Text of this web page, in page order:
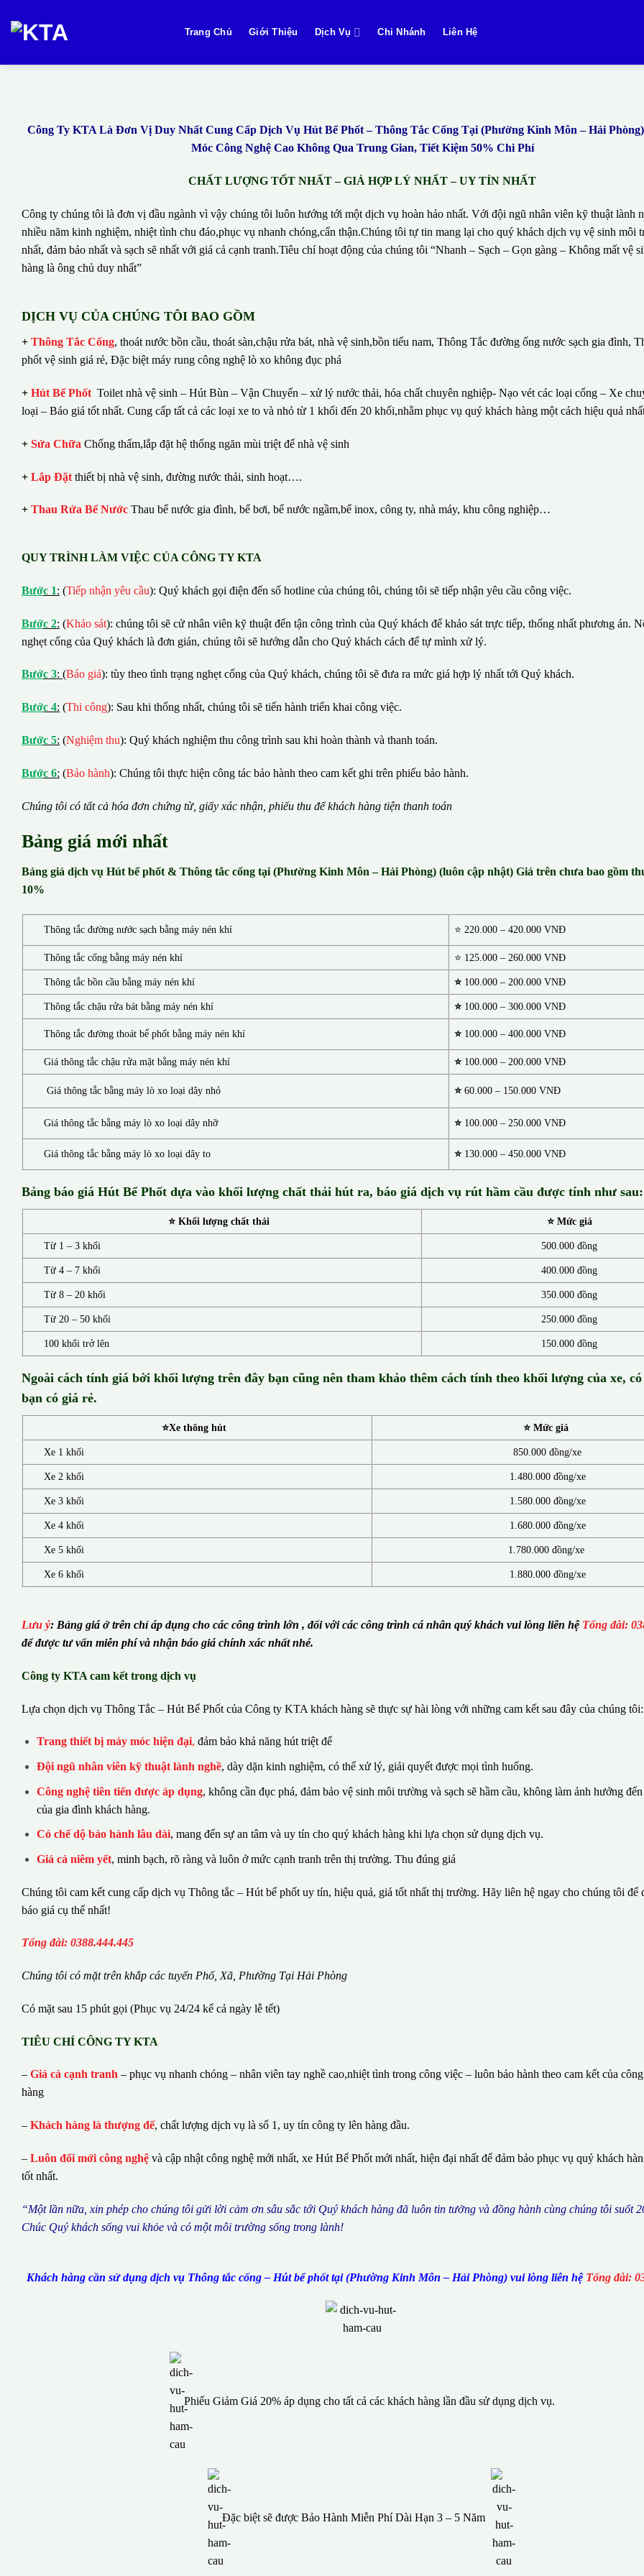
qua
dung
Trang Chủ Giới Thiệu Dịch Vụ Chi Nhánh Liên Hệ
Công Ty KTA Là Đơn Vị Duy Nhất Cung Cấp Dịch Vụ Hút Bể Phốt – Thông Tắc Cống Tại (Phường Kinh Môn – Hải
Móc Công Nghệ Cao Không Qua Trung Gian, Tiết Kiệm 50% Chi Phí
CHẤT LƯỢNG TỐT NHẤT – GIÁ HỢP LÝ NHẤT – UY TÍN NHẤT
Công ty chúng tôi là đơn vị đầu ngành vì vậy chúng tôi luôn hướng tới một dịch vụ hoàn hảo nhất. Với đội ngũ nhân viên kỹ thuật lành
nhiều năm kinh nghiệm, nhiệt tình chu đáo,phục vụ nhanh chóng,cẩn thận.Chúng tôi tự tin mang lại cho quý khách dịch vụ vệ sinh môi
nhất, đảm bảo nhất và sạch sẽ nhất với giá cả cạnh tranh.Tiêu chí hoạt động của chúng tôi “Nhanh – Sạch – Gọn gàng – Không mất vệ
hàng là ông chủ duy nhất”
DỊCH VỤ CỦA CHÚNG TÔI BAO GỒM
+ Thông Tắc Cống, thoát nước bồn cầu, thoát sàn,chậu rửa bát, nhà vệ sinh,bồn tiểu nam, Thông Tắc đường ống nước sạch gia đình,
phốt vệ sinh giá rẻ, Đặc biệt máy rung công nghệ lò xo không đục phá
+ Hút Bể Phốt Toilet nhà vệ sinh – Hút Bùn – Vận Chuyển – xử lý nước thải, hóa chất chuyên nghiệp- Nạo vét các loại cống – Xe
loại – Báo giá tốt nhất. Cung cấp tất cả các loại xe to và nhỏ từ 1 khối đến 20 khối,nhằm phục vụ quý khách hàng một cách hiệu quả
+ Sửa Chữa Chống thấm,lắp đặt hệ thống ngăn mùi triệt để nhà vệ sinh
+ Lắp Đặt thiết bị nhà vệ sinh, đường nước thải, sinh hoạt….
+ Thau Rửa Bể Nước Thau bể nước gia đình, bể bơi, bể nước ngầm,bể inox, công ty, nhà máy, khu công nghiệp…
QUY TRÌNH LÀM VIỆC CỦA CÔNG TY KTA
Bước 1: (Tiếp nhận yêu cầu): Quý khách gọi điện đến số hotline của chúng tôi, chúng tôi sẽ tiếp nhận yêu cầu công việc.
Bước 2: (Khảo sát): chúng tôi sẽ cử nhân viên kỹ thuật đến tận công trình của Quý khách để khảo sát trực tiếp, thống nhất phương án.
nghẹt cống của Quý khách là đơn giản, chúng tôi sẽ hướng dẫn cho Quý khách cách để tự mình xử lý.
Bước 3: (Báo giá): tùy theo tình trạng nghẹt cống của Quý khách, chúng tôi sẽ đưa ra mức giá hợp lý nhất tới Quý khách.
Bước 4: (Thi công): Sau khi thống nhất, chúng tôi sẽ tiến hành triển khai công việc.
Bước 5: (Nghiệm thu): Quý khách nghiệm thu công trình sau khi hoàn thành và thanh toán.
Bước 6: (Bảo hành): Chúng tôi thực hiện công tác bảo hành theo cam kết ghi trên phiếu bảo hành.
Chúng tôi có tất cả hóa đơn chứng từ, giấy xác nhận, phiếu thu đểkhách hàng tiện thanh toán
Bảng giá mới nhất
Bảng giá dịch vụ Hút bể phốt & Thông tắc cống tại (Phường Kinh Môn – Hải Phòng) (luôn cập nhật) Giá trên chưa bao gồm
10%
Thông tắc đường nước sạch bằng máy nén khí ⭐ 220.000 – 420.000 VNĐ
Thông tắc cống bằng máy nén khí ⭐ 125.000 – 260.000 VNĐ
Thông tắc bồn cầu bằng máy nén khí ⭐ 100.000 – 200.000 VNĐ
Thông tắc chậu rửa bát bằng máy nén khí ⭐100.000 – 300.000 VNĐ
Thông tắc đường thoát bể phốt bằng máy nén khí ⭐100.000 – 400.000 VNĐ
Giá thông tắc chậu rửa mặt bằng máy nén khí ⭐100.000 – 200.000 VNĐ
Giá thông tắc bằng máy lò xo loại dây nhỏ ⭐60.000 – 150.000 VNĐ
Giá thông tắc bằng máy lò xo loại dây nhỡ ⭐ 100.000 – 250.000 VNĐ
Giá thông tắc bằng máy lò xo loại dây to ⭐130.000 – 450.000 VNĐ
Bảng báo giá Hút Bể Phốt dựa vào khối lượng chất thải hút ra, báo giá dịch vụ rút hầm cầu được tính như sau:
⭐ Khối lượng chất thải ⭐ Mức giá
Từ 1 – 3 khối 500.000 đồng
Từ 4 – 7 khối 400.000 đồng
Từ 8 – 20 khối 350.000 đồng
Từ 20 – 50 khối 250.000 đồng
100 khối trở lên 150.000 đồng
Ngoài cách tính giá bởi khối lượng trên đây bạn cũng nên tham khảo thêm cách tính theo khối lượng của xe,
bạn có giá rẻ.
⭐Xe thông hút ⭐ Mức giá
Xe 1 khối 850.000 đồng/xe
Xe 2 khối 1.480.000 đồng/xe
Xe 3 khối 1.580.000 đồng/xe
Xe 4 khối 1.680.000 đồng/xe
Xe 5 khối 1.780.000 đồng/xe
Xe 6 khối 1.880.000 đồng/xe
Lưu ý: Bảng giá ở trên chỉ áp dụng cho các công trình lớn , đối với các công trình cá nhân quý khách vui lòng liên hệ Tổng đài:
để được tư vấn miễn phí và nhận báo giá chính xác nhất nhé.
Công ty KTA cam kết trong dịch vụ
Lựa chọn dịch vụ Thông Tắc – Hút Bể Phốt của Công ty KTA khách hàng sẽ thực sự hài lòng với những cam kết sau đây của chúng tôi:
Trang thiết bị máy móc hiện đại, đảm bảo khả năng hút triệt để
Đội ngũ nhân viên kỹ thuật lành nghề, dày dặn kinh nghiệm, có thể xử lý, giải quyết được mọi tình huống.
Công nghệ tiên tiến được áp dụng, không cần đục phá, đảm bảo vệ sinh môi trường và sạch sẽ hầm cầu, không làm ảnh hưởng
của gia đình khách hàng.
Có chế dộ bảo hành lâu dài, mang đến sự an tâm và uy tín cho quý khách hàng khi lựa chọn sử dụng dịch vụ.
Giá cả niêm yết, minh bạch, rõ ràng và luôn ở mức cạnh tranh trên thị trường. Thu đúng giá
Chúng tôi cam kết cung cấp dịch vụ Thông tắc – Hút bể phốt uy tín, hiệu quả, giá tốt nhất thị trường. Hãy liên hệ ngay cho chúng tôi để
báo giá cụ thể nhất!
Tổng đài: 0388.444.445
Chúng tôi có mặt trên khắp các tuyến Phố, Xã, Phường Tại Hải Phòng
Có mặt sau 15 phút gọi (Phục vụ 24/24 kể cả ngày lễ tết)
TIÊU CHÍ CÔNG TY KTA
– Giá cả cạnh tranh – phục vụ nhanh chóng – nhân viên tay nghề cao,nhiệt tình trong công việc – luôn bảo hành theo cam kết của
hàng
– Khách hàng là thượng đế, chất lượng dịch vụ là số 1, uy tín công ty lên hàng đầu.
– Luôn đổi mới công nghệ và cập nhật công nghệ mới nhất, xe Hút Bể Phốt mới nhất, hiện đại nhất để đảm bảo phục vụ quý khách
tốt nhất.
“Một lần nữa, xin phép cho chúng tôi gửi lời cảm ơn sâu sắc tới Quý khách hàng đã luôn tin tưởng và đồng hành cùng chúng tôi suốt
Chúc Quý khách sống vui khỏe và có một môi trường sống trong lành!
Khách hàng cần sử dụng dịch vụ Thông tắc cống – Hút bể phốt tại (Phường Kinh Môn – Hải Phòng) vui lòng liên hệ Tổng đài:
Phiếu Giảm Giá 20% áp dụng cho tất cả các khách hàng lần đầu sử dụng dịch vụ.
Đặc biệt sẽ được Bảo Hành Miễn Phí Dài Hạn 3 – 5 Năm